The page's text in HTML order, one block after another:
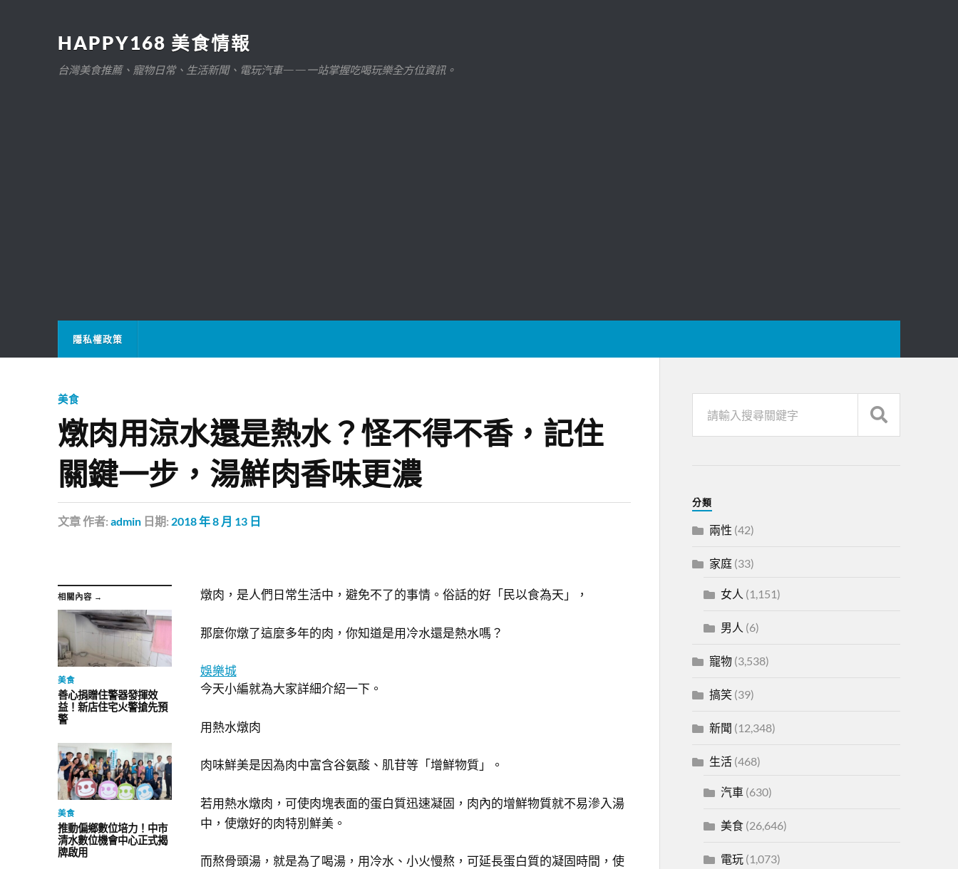
HAPPY168 美食情報
台灣美食推薦、寵物日常、生活新聞、電玩汽車——一站掌握吃喝玩樂全方位資訊。
隱私權政策
美食
燉肉用涼水還是熱水？怪不得不香，記住
關鍵一步，湯鮮肉香味更濃
文章作者: admin 日期: 2018 年 8 月 13 日
相關內容 →
美食
善心捐贈住警器發揮效
益！新店住宅火警搶先預
警
美食
推動偏鄉數位培力！中市
清水數位機會中心正式揭
牌啟用
燉肉，是人們日常生活中，避免不了的事情。俗話的好「民以食為天」，
那麼你燉了這麼多年的肉，你知道是用冷水還是熱水嗎？
娛樂城
今天小編就為大家詳細介紹一下。
用熱水燉肉
肉味鮮美是因為肉中富含谷氨酸、肌苷等「增鮮物質」。
若用熱水燉肉，可使肉塊表面的蛋白質迅速凝固，肉內的增鮮物質就不易滲入湯
中，使燉好的肉特別鮮美。
而熬骨頭湯，就是為了喝湯，用冷水、小火慢熬，可延長蛋白質的凝固時間，使
分類
兩性 (42)
家庭(33)
女人 (1,151)
男人 (6)
寵物(3,538)
搞笑(39)
新聞 (12,348)
生活(468)
汽車(630)
美食(26,646)
電玩(1,073)